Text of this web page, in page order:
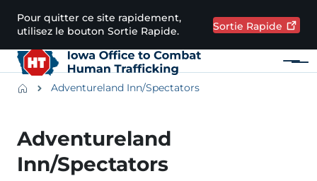
Passer au contenu principal
Pour quitter ce site rapidement,
utilisez le bouton Sortie Rapide.
Sortie Rapide
Menu
Main navigation
BreadcrumbsAdventureland Inn/Spectators
Adventureland
Inn/Spectators